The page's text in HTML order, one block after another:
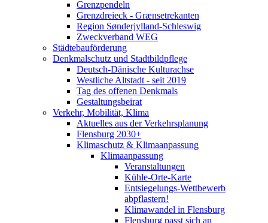
Grenzpendeln
Grenzdreieck - Grænsetrekanten
Region Sønderjylland-Schleswig
Zweckverband WEG
Städtebauförderung
Denkmalschutz und Stadtbildpflege
Deutsch-Dänische Kulturachse
Westliche Altstadt - seit 2019
Tag des offenen Denkmals
Gestaltungsbeirat
Verkehr, Mobilität, Klima
Aktuelles aus der Verkehrsplanung
Flensburg 2030+
Klimaschutz & Klimaanpassung
Klimaanpassung
Veranstaltungen
Kühle-Orte-Karte
Entsiegelungs-Wettbewerb
abpflastern!
Klimawandel in Flensburg
Flensburg passt sich an